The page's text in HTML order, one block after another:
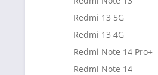
Redmi 13 5G
Redmi 13 4G
Redmi Note 14 Pro+
Redmi Note 14